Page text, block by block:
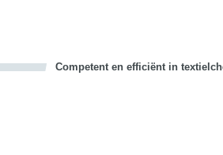
Competent en efficiënt in